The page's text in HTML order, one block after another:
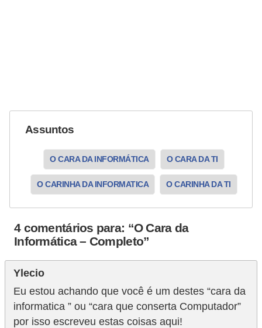
Assuntos
O CARA DA INFORMÁTICA O CARA DA TI
O CARINHA DA INFORMATICA O CARINHA DA TI
4 comentários para: “O Cara da
Informática – Completo”
Ylecio
Eu estou achando que você é um destes “cara da
informatica ” ou “cara que conserta Computador”
por isso escreveu estas coisas aqui!